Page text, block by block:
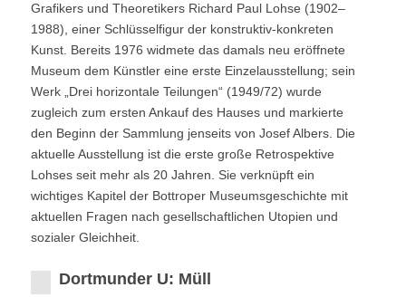
Grafikers und Theoretikers Richard Paul Lohse (1902–
1988), einer Schlüsselfigur der konstruktiv-konkreten
Kunst. Bereits 1976 widmete das damals neu eröffnete
Museum dem Künstler eine erste Einzelausstellung; sein
Werk „Drei horizontale Teilungen“ (1949/72) wurde
zugleich zum ersten Ankauf des Hauses und markierte
den Beginn der Sammlung jenseits von Josef Albers. Die
aktuelle Ausstellung ist die erste große Retrospektive
Lohses seit mehr als 20 Jahren. Sie verknüpft ein
wichtiges Kapitel der Bottroper Museumsgeschichte mit
aktuellen Fragen nach gesellschaftlichen Utopien und
sozialer Gleichheit.
Dortmunder U: Müll